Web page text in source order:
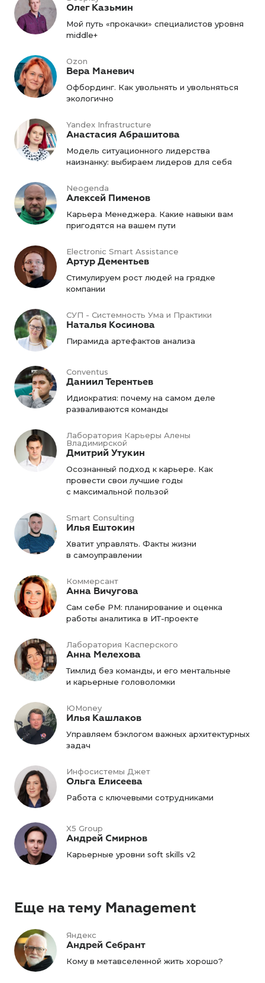
Олег Казьмин
Мой путь «прокачки» специалистов уровня
middle+
Ozon
Вера Маневич
Офбординг. Как увольнять и увольняться
экологично
Yandex Infrastructure
Анастасия Абрашитова
Модель ситуационного лидерства
наизнанку: выбираем лидеров для себя
Neogenda
Алексей Пименов
Карьера Менеджера. Какие навыки вам
пригодятся на вашем пути
Electronic Smart Assistance
Артур Дементьев
Стимулируем рост людей на грядке
компании
СУП - Системность Ума и Практики
Наталья Косинова
Пирамида артефактов анализа
Conventus
Даниил Терентьев
Идиократия: почему на самом деле
разваливаются команды
Лаборатория Карьеры Алены
Владимирской
Дмитрий Утукин
Осознанный подход к карьере. Как
провести свои лучшие годы
с максимальной пользой
Smart Consulting
Илья Ештокин
Хватит управлять. Факты жизни
в самоуправлении
Коммерсант
Анна Вичугова
Сам себе PM: планирование и оценка
работы аналитика в ИТ-проекте
Лаборатория Касперского
Анна Мелехова
Тимлид без команды, и его ментальные
и карьерные головоломки
ЮMoney
Илья Кашлаков
Управляем бэклогом важных архитектурных
задач
Инфосистемы Джет
Ольга Елисеева
Работа с ключевыми сотрудниками
X5 Group
Андрей Смирнов
Карьерные уровни soft skills v2
Еще на тему Management
Яндекс
Андрей Себрант
Кому в метавселенной жить хорошо?